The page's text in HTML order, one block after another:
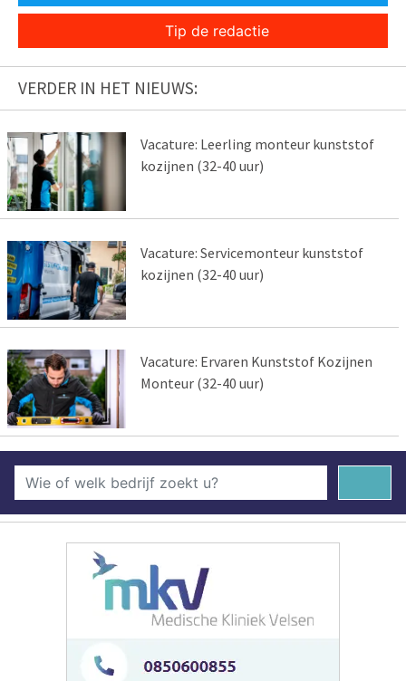
Tip de redactie
VERDER IN HET NIEUWS:
Vacature: Leerling monteur kunststof
kozijnen (32-40 uur)
Vacature: Servicemonteur kunststof
kozijnen (32-40 uur)
Vacature: Ervaren Kunststof Kozijnen
Monteur (32-40 uur)